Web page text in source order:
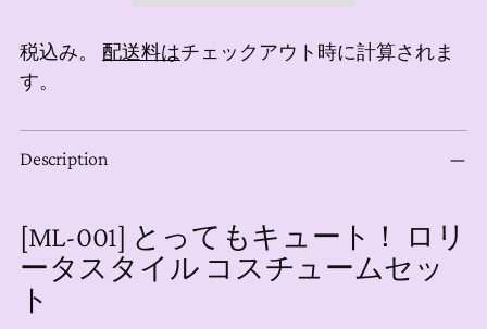
税込み。 配送料はチェックアウト時に計算されま
す。
商
品
カ
ー
ト
に
Description
[ML-001] とってもキュート！ ロリ
ータスタイル コスチュームセッ
ト